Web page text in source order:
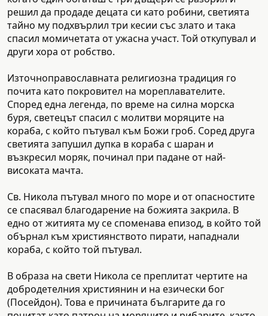
решил да продаде децата си като робини, светията
тайно му подхвърлил три кесии със злато и така
спасил момичетата от ужасна участ. Той откупувал и
други хора от робство.
Източноправославната религиозна традиция го
почита като покровител на мореплавателите.
Според една легенда, по време на силна морска
буря, светецът спасил с молитви моряците на
кораба, с който пътувал към Божи гроб. Соред друга
светията запушил дупка в кораба с шаран и
възкресил моряк, починал при падане от най-
високата мачта.
Св. Никола пътувал много по море и от опасностите
се спасявал благодарение на божията закрила. В
едно от житията му се споменава епизод, в който той
обърнал към християнството пирати, нападнали
кораба, с който той пътувал.
В образа на свети Никола се преплитат чертите на
добродетелния християнин и на езически бог
(Посейдон). Това е причината българите да го